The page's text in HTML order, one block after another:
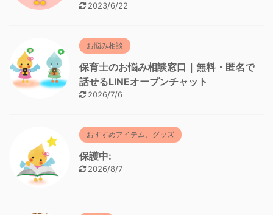
2023/6/22
お悩み相談
保育士のお悩み相談窓口｜無料・匿名で
話せるLINEオープンチャット
2026/7/6
おすすめアイテム、グッズ
保護中:
2026/8/7